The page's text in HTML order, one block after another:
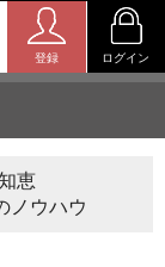
登録 ログイン
恵
ノウハウ